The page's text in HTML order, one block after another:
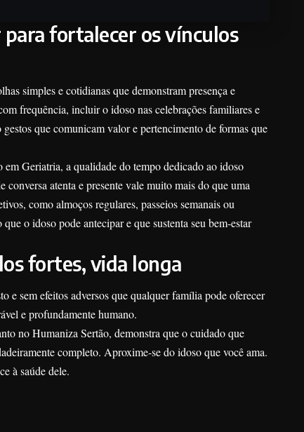
fortalecer os vínculos
simples e cotidianas que demonstram presença e
frequência, incluir o idoso nas celebrações familiares e
que comunicam valor e pertencimento de formas que
Geriatria, a qualidade do tempo dedicado ao idoso
atenta e presente vale muito mais do que uma
como almoços regulares, passeios semanais ou
o idoso pode antecipar e que sustenta seu bem-estar
fortes, vida longa
e sem efeitos adversos que qualquer família pode oferecer
e profundamente humano.
no Humaniza Sertão, demonstra que o cuidado que
completo. Aproxime-se do idoso que você ama.
à saúde dele.